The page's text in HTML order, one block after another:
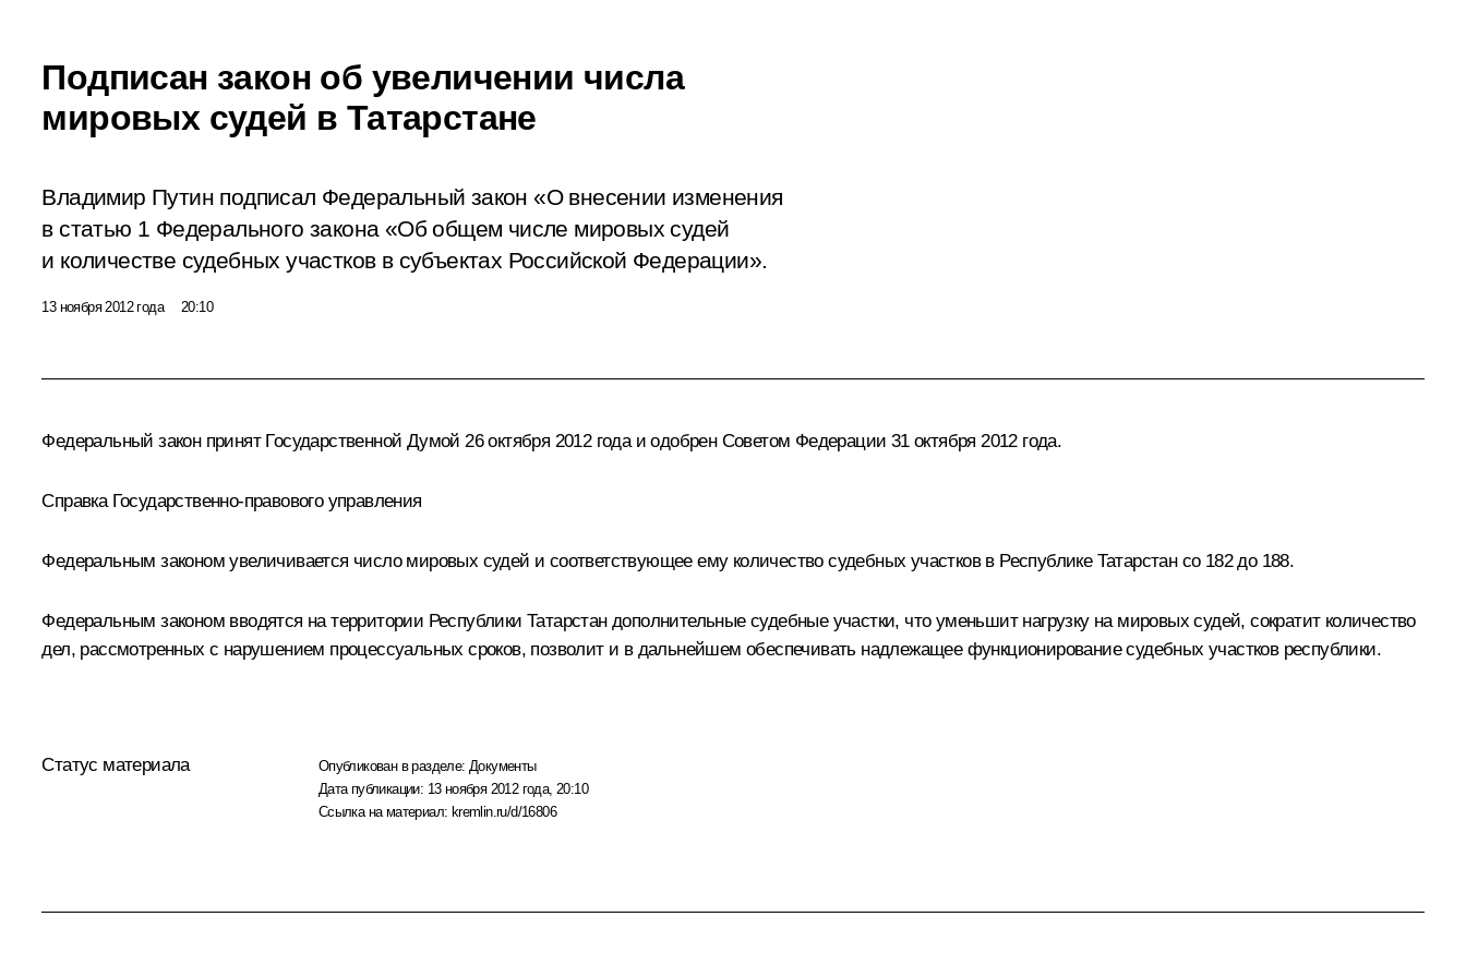
Подписан закон об увеличении числа
мировых судей в Татарстане
Владимир Путин подписал Федеральный закон «О внесении изменения
в статью 1 Федерального закона «Об общем числе мировых судей
и количестве судебных участков в субъектах Российской Федерации».
13 ноября 2012 года 20:10
Федеральный закон принят Государственной Думой 26 октября 2012 года и одобрен Советом Федерации 31 октября 2012 года.
Справка Государственно-правового управления
Федеральным законом увеличивается число мировых судей и соответствующее ему количество судебных участков в Республике Татарстан со 182 до 188.
Федеральным законом вводятся на территории Республики Татарстан дополнительные судебные участки, что уменьшит нагрузку на мировых судей, сократит количество
дел, рассмотренных с нарушением процессуальных сроков, позволит и в дальнейшем обеспечивать надлежащее функционирование судебных участков республики.
Статус материала Опубликован в разделе: Документы
Дата публикации: 13 ноября 2012 года, 20:10
Ссылка на материал: kremlin.ru/d/16806